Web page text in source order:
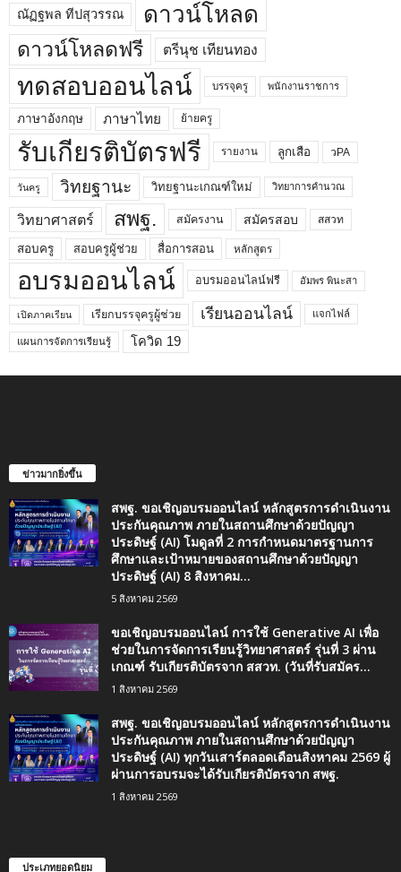
ณัฏฐพล ทีปสุวรรณ ดาวน์โหลด
ดาวน์โหลดฟรี ตรีนุช เทียนทอง
ทดสอบออนไลน์ บรรจุครู พนักงานราชการ
ภาษาอังกฤษ ภาษาไทย ย้ายครู
รับเกียรติบัตรฟรี รายงาน ลูกเสือ วPA
วันครู วิทยฐานะ วิทยฐานะเกณฑ์ใหม่ วิทยาการคำนวณ
วิทยาศาสตร์ สพฐ. สมัครงาน สมัครสอบ สสวท
สอบครู สอบครูผู้ช่วย สื่อการสอน หลักสูตร
อบรมออนไลน์ อบรมออนไลน์ฟรี อัมพร พินะสา
เปิดภาคเรียน เรียกบรรจุครูผู้ช่วย เรียนออนไลน์ แจกไฟล์
แผนการจัดการเรียนรู้ โควิด 19
ข่าวมากยิ่งขึ้น
สพฐ. ขอเชิญอบรมออนไลน์ หลักสูตรการดำเนินงาน
ประกันคุณภาพ ภายในสถานศึกษาด้วยปัญญา
ประดิษฐ์ (AI) โมดูลที่ 2 การกำหนดมาตรฐานการ
ศึกษาและเป้าหมายของสถานศึกษาด้วยปัญญา
ประดิษฐ์ (AI) 8 สิงหาคม...
5 สิงหาคม 2569
ขอเชิญอบรมออนไลน์ การใช้ Generative AI เพื่อ
ช่วยในการจัดการเรียนรู้วิทยาศาสตร์ รุ่นที่ 3 ผ่าน
เกณฑ์ รับเกียรติบัตรจาก สสวท. (วันที่รับสมัคร...
1 สิงหาคม 2569
สพฐ. ขอเชิญอบรมออนไลน์ หลักสูตรการดำเนินงาน
ประกันคุณภาพ ภายในสถานศึกษาด้วยปัญญา
ประดิษฐ์ (AI) ทุกวันเสาร์ตลอดเดือนสิงหาคม 2569 ผู้
ผ่านการอบรมจะได้รับเกียรติบัตรจาก สพฐ.
1 สิงหาคม 2569
ประเภทยอดนิยม